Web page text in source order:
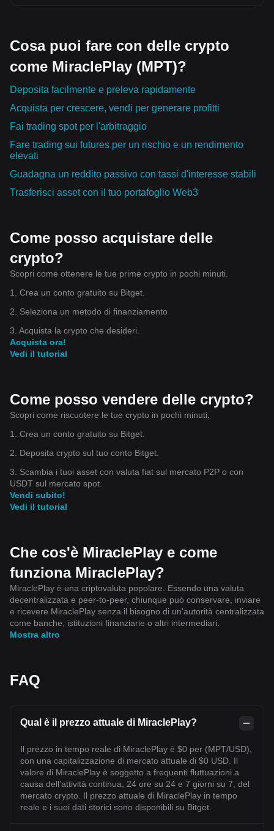
Cosa puoi fare con delle crypto
come MiraclePlay (MPT)?
Deposita facilmente e preleva rapidamente
Acquista per crescere, vendi per generare profitti
Fai trading spot per l'arbitraggio
Fare trading sui futures per un rischio e un rendimento
elevati
Guadagna un reddito passivo con tassi d'interesse stabili
Trasferisci asset con il tuo portafoglio Web3
Come posso acquistare delle
crypto?
Scopri come ottenere le tue prime crypto in pochi minuti.
1. Crea un conto gratuito su Bitget.
2. Seleziona un metodo di finanziamento
3. Acquista la crypto che desideri.
Acquista ora!
Vedi il tutorial
Come posso vendere delle crypto?
Scopri come riscuotere le tue crypto in pochi minuti.
1. Crea un conto gratuito su Bitget.
2. Deposita crypto sul tuo conto Bitget.
3. Scambia i tuoi asset con valuta fiat sul mercato P2P o con
USDT sul mercato spot.
Vendi subito!
Vedi il tutorial
Che cos'è MiraclePlay e come
funziona MiraclePlay?
MiraclePlay è una criptovaluta popolare. Essendo una valuta
decentralizzata e peer-to-peer, chiunque può conservare, inviare
e ricevere MiraclePlay senza il bisogno di un'autorità centralizzata
come banche, istituzioni finanziarie o altri intermediari.
Mostra altro
FAQ
Qual è il prezzo attuale di MiraclePlay?
Il prezzo in tempo reale di MiraclePlay è $0 per (MPT/USD),
con una capitalizzazione di mercato attuale di $0 USD. Il
valore di MiraclePlay è soggetto a frequenti fluttuazioni a
causa dell’attività continua, 24 ore su 24 e 7 giorni su 7, del
mercato crypto. Il prezzo attuale di MiraclePlay in tempo
reale e i suoi dati storici sono disponibili su Bitget.